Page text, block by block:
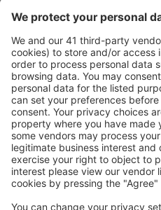
S námi ušetříte
Atraktivní ceny a
uživatele.
Ubytování dle
Vyberte si z více než 1.3
apartmánů, chat a dalších.